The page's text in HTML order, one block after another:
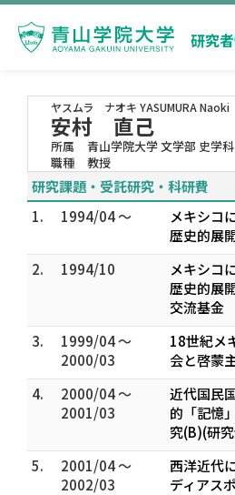
研究
ヤスムラ ナオキ YASUMURA Naoki
安村 直己
所属
青山学院大学 文学部 史学科
職種
教授
研究課題・受託研究・科研費
1.
1994/04 ～
メキシコ
歴史的展
2.
1994/10
メキシコ
歴史的展
交流基金
3.
1999/04 ～
2000/03
18世紀メ
会と啓蒙
4.
2000/04 ～
2001/03
近代国民
的「記憶
究(B)(研
5.
2001/04 ～
2002/03
西洋近代
ディアス